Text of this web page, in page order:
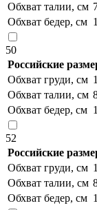
Обхват талии, см
Обхват бедер, см
50
Российские
Обхват груди, см
Обхват талии, см
Обхват бедер, см
52
Российские
Обхват груди, см
Обхват талии, см
Обхват бедер, см